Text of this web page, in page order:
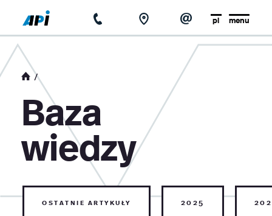
menu
pl
strona główna
aktualności
baza wiedzy
kontakt
Baza
wiedzy
ostatnie artykuły 2025